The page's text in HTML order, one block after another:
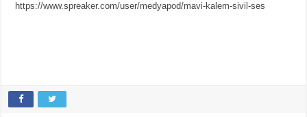
https://www.spreaker.com/user/medyapod/mavi-kalem-sivil-ses